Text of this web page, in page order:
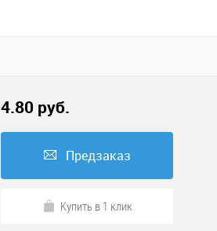
4.80 руб.
Предзаказ
Купить в 1 клик